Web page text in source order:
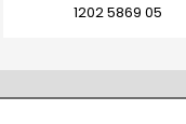
1202 5869 05